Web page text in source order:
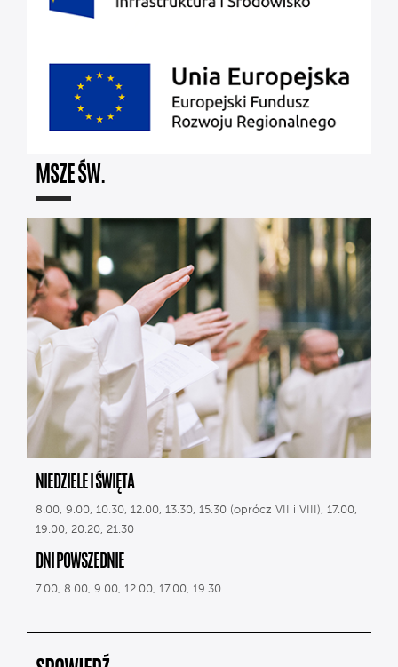
MSZE ŚW.
NIEDZIELE I ŚWIĘTA
8.00, 9.00, 10.30, 12.00, 13.30, 15.30 (oprócz VII i VIII), 17.00,
19.00, 20.20, 21.30
DNI POWSZEDNIE
7.00, 8.00, 9.00, 12.00, 17.00, 19.30